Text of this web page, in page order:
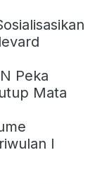
Peka
Mata
I